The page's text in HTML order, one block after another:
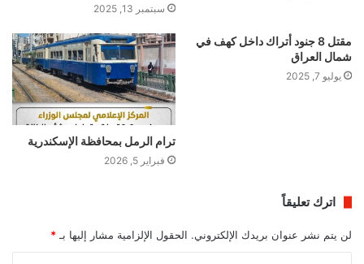
سبتمبر 13, 2025
مقتل 8 جنود أتراك داخل كهف في
شمال العراق
يوليو 7, 2025
ترام الرمل بمحافظة الإسكندرية
فبراير 5, 2026
اترك تعليقاً
لن يتم نشر عنوان بريدك الإلكتروني. الحقول الإلزامية مشار إليها بـ *